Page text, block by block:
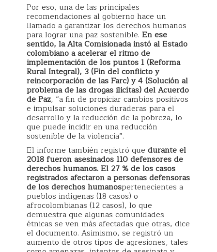
Por eso, una de las principales
recomendaciones al gobierno hace un
llamado a garantizar los derechos humanos
para lograr una paz sostenible. En ese
sentido, la Alta Comisionada instó al Estado
colombiano a acelerar el ritmo de
implementación de los puntos 1 (Reforma
Rural Integral), 3 (Fin del conflicto y
reincorporación de las Farc) y 4 (Solución al
problema de las drogas ilicítas) del Acuerdo
de Paz, “a fin de propiciar cambios positivos
e impulsar soluciones duraderas para el
desarrollo y la reducción de la pobreza, lo
que puede incidir en una reducción
sostenible de la violencia”.
El informe también registró que durante el
2018 fueron asesinados 110 defensores de
derechos humanos. El 27 % de los casos
registrados afectaron a personas defensoras
de los derechos humanospertenecientes a
pueblos indígenas (18 casos) o
afrocolombianas (12 casos), lo que
demuestra que algunas comunidades
étnicas se ven más afectadas que otras, dice
el documento. Asimismo, se registró un
aumento de otros tipos de agresiones, tales